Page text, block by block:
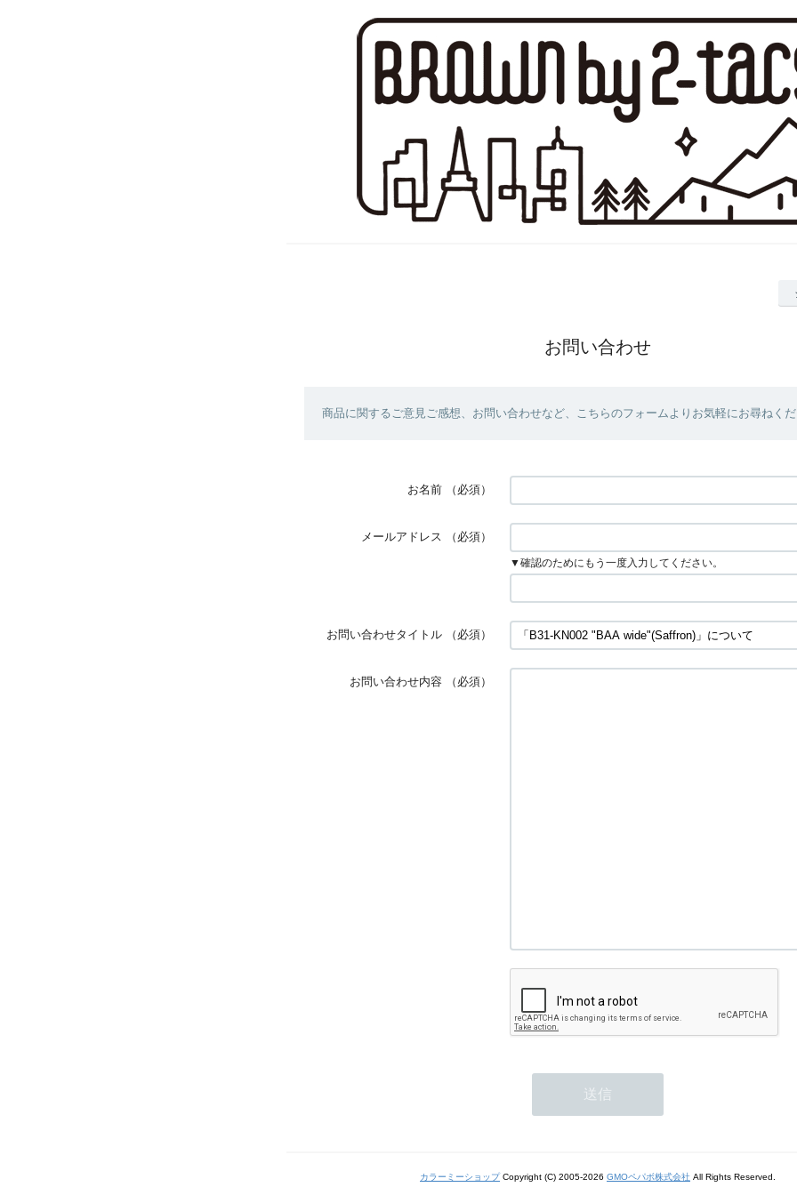
お問い合わせ
商品に関するご意見ご感想、お問い合わせなど、こちらのフォームよりお気軽にお尋ねく
お名前 （必須）
メールアドレス （必須）
▼確認のためにもう一度入力してください。
お問い合わせタイトル （必須）
お問い合わせ内容 （必須）
カラーミーショップCopyright (C) 2005-2026 GMOペパボ株式会社 All Rights Reserved.